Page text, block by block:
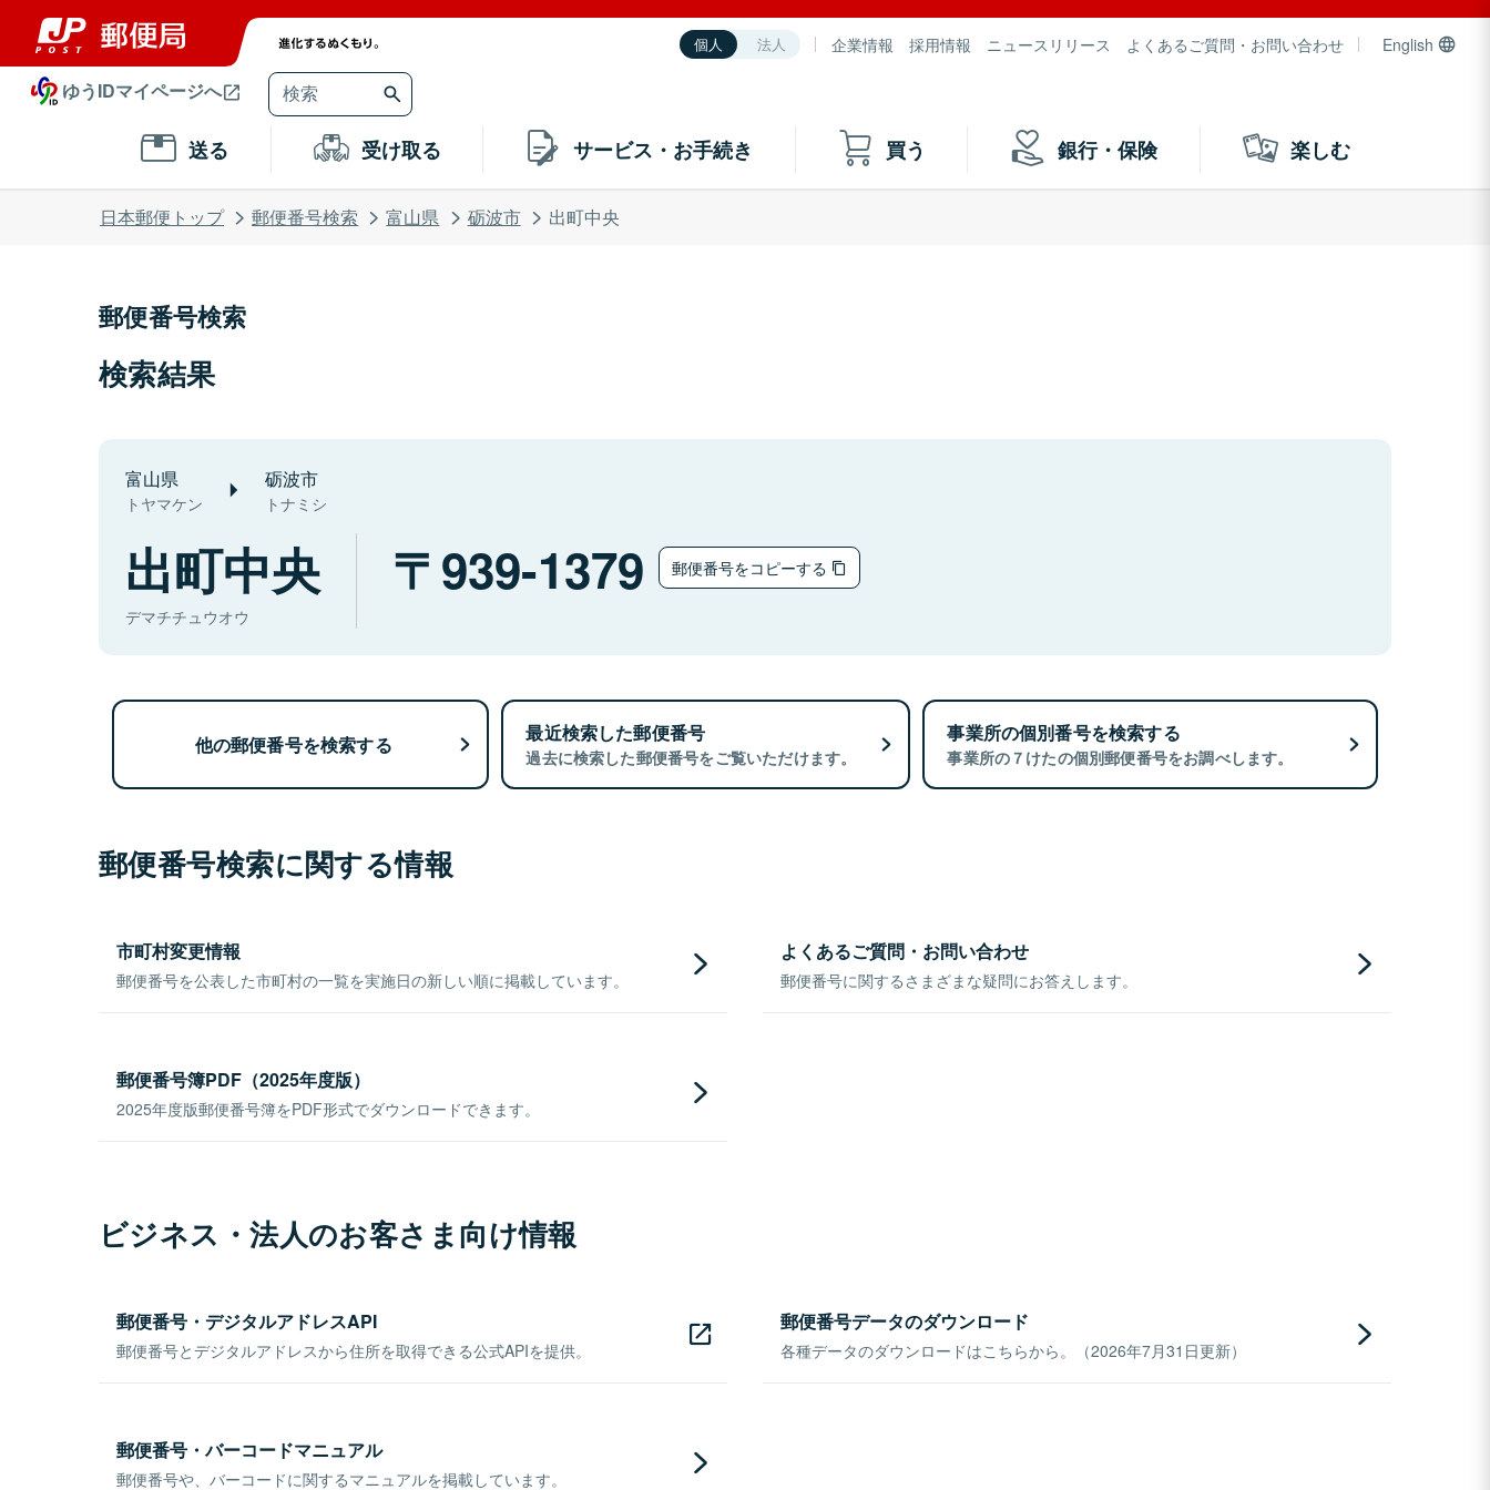
個人 法人 企業情報 採用情報 ニュースリリース よくあるご質問・お問い合わせ English
ゆうIDマイページへ
送る 受け取る サービス・お手続き 買う 銀行・保険 楽しむ
日本郵便トップ 郵便番号検索 富山県 砺波市 出町中央
郵便番号検索
検索結果
富山県
トヤマケン
砺波市
トナミシ
出町中央
デマチチュウオウ
939-1379 郵便番号をコピーする
他の郵便番号を検索する 最近検索した郵便番号
過去に検索した郵便番号をご覧いただけます。
事業所の個別番号を検索する
事業所の７けたの個別郵便番号をお調べします。
郵便番号検索に関する情報
市町村変更情報
郵便番号を公表した市町村の一覧を実施日の新しい順に掲載しています。
よくあるご質問・お問い合わせ
郵便番号に関するさまざまな疑問にお答えします。
郵便番号簿PDF（2025年度版）
2025年度版郵便番号簿をPDF形式でダウンロードできます。
ビジネス・法人のお客さま向け情報
郵便番号・デジタルアドレスAPI
郵便番号とデジタルアドレスから住所を取得できる公式APIを提供。
郵便番号データのダウンロード
各種データのダウンロードはこちらから。（2026年7月31日更新）
郵便番号・バーコードマニュアル
郵便番号や、バーコードに関するマニュアルを掲載しています。